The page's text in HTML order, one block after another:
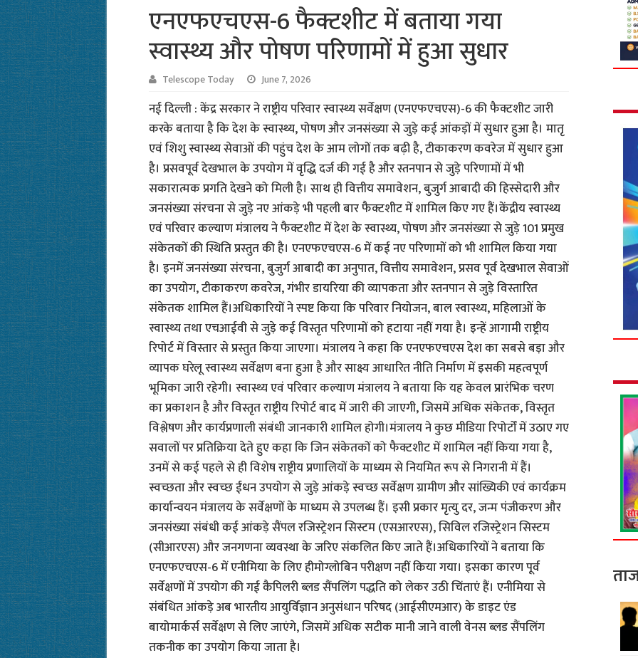
एनएफएचएस-6 फैक्टशीट में बताया गया
स्वास्थ्य और पोषण परिणामों में हुआ सुधार
Telescope Today June 7, 2026
नई दिल्ली : केंद्र सरकार ने राष्ट्रीय परिवार स्वास्थ्य सर्वेक्षण (एनएफएचएस)-6 की फैक्टशीट जारी
करके बताया है कि देश के स्वास्थ्य, पोषण और जनसंख्या से जुड़े कई आंकड़ों में सुधार हुआ है। मातृ
एवं शिशु स्वास्थ्य सेवाओं की पहुंच देश के आम लोगों तक बढ़ी है, टीकाकरण कवरेज में सुधार हुआ
है। प्रसवपूर्व देखभाल के उपयोग में वृद्धि दर्ज की गई है और स्तनपान से जुड़े परिणामों में भी
सकारात्मक प्रगति देखने को मिली है। साथ ही वित्तीय समावेशन, बुजुर्ग आबादी की हिस्सेदारी और
जनसंख्या संरचना से जुड़े नए आंकड़े भी पहली बार फैक्टशीट में शामिल किए गए हैं।केंद्रीय स्वास्थ्य
एवं परिवार कल्याण मंत्रालय ने फैक्टशीट में देश के स्वास्थ्य, पोषण और जनसंख्या से जुड़े 101 प्रमुख
संकेतकों की स्थिति प्रस्तुत की है। एनएफएचएस-6 में कई नए परिणामों को भी शामिल किया गया
है। इनमें जनसंख्या संरचना, बुजुर्ग आबादी का अनुपात, वित्तीय समावेशन, प्रसव पूर्व देखभाल सेवाओं
का उपयोग, टीकाकरण कवरेज, गंभीर डायरिया की व्यापकता और स्तनपान से जुड़े विस्तारित
संकेतक शामिल हैं।अधिकारियों ने स्पष्ट किया कि परिवार नियोजन, बाल स्वास्थ्य, महिलाओं के
स्वास्थ्य तथा एचआईवी से जुड़े कई विस्तृत परिणामों को हटाया नहीं गया है। इन्हें आगामी राष्ट्रीय
रिपोर्ट में विस्तार से प्रस्तुत किया जाएगा। मंत्रालय ने कहा कि एनएफएचएस देश का सबसे बड़ा और
व्यापक घरेलू स्वास्थ्य सर्वेक्षण बना हुआ है और साक्ष्य आधारित नीति निर्माण में इसकी महत्वपूर्ण
भूमिका जारी रहेगी। स्वास्थ्य एवं परिवार कल्याण मंत्रालय ने बताया कि यह केवल प्रारंभिक चरण
का प्रकाशन है और विस्तृत राष्ट्रीय रिपोर्ट बाद में जारी की जाएगी, जिसमें अधिक संकेतक, विस्तृत
विश्लेषण और कार्यप्रणाली संबंधी जानकारी शामिल होगी।मंत्रालय ने कुछ मीडिया रिपोर्टों में उठाए गए
सवालों पर प्रतिक्रिया देते हुए कहा कि जिन संकेतकों को फैक्टशीट में शामिल नहीं किया गया है,
उनमें से कई पहले से ही विशेष राष्ट्रीय प्रणालियों के माध्यम से नियमित रूप से निगरानी में हैं।
स्वच्छता और स्वच्छ ईंधन उपयोग से जुड़े आंकड़े स्वच्छ सर्वेक्षण ग्रामीण और सांख्यिकी एवं कार्यक्रम
कार्यान्वयन मंत्रालय के सर्वेक्षणों के माध्यम से उपलब्ध हैं। इसी प्रकार मृत्यु दर, जन्म पंजीकरण और
जनसंख्या संबंधी कई आंकड़े सैंपल रजिस्ट्रेशन सिस्टम (एसआरएस), सिविल रजिस्ट्रेशन सिस्टम
(सीआरएस) और जनगणना व्यवस्था के जरिए संकलित किए जाते हैं।अधिकारियों ने बताया कि
एनएफएचएस-6 में एनीमिया के लिए हीमोग्लोबिन परीक्षण नहीं किया गया। इसका कारण पूर्व
सर्वेक्षणों में उपयोग की गई कैपिलरी ब्लड सैंपलिंग पद्धति को लेकर उठी चिंताएं हैं। एनीमिया से
संबंधित आंकड़े अब भारतीय आयुर्विज्ञान अनुसंधान परिषद (आईसीएमआर) के डाइट एंड
बायोमार्कर्स सर्वेक्षण से लिए जाएंगे, जिसमें अधिक सटीक मानी जाने वाली वेनस ब्लड सैंपलिंग
तकनीक का उपयोग किया जाता है।